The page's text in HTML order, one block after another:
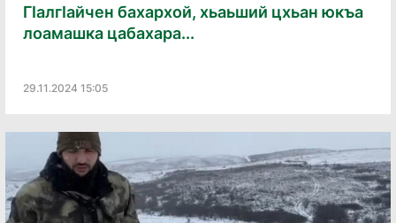
ГӏалгӀайчен бахархой, хьаьший цхьан юкъа
лоамашка цабахара...
29.11.2024 15:05